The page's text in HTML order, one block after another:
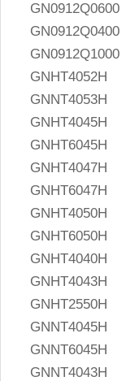
GN0912Q0600
GN0912Q0400
GN0912Q1000
GNHT4052H
GNNT4053H
GNHT4045H
GNHT6045H
GNHT4047H
GNHT6047H
GNHT4050H
GNHT6050H
GNHT4040H
GNHT4043H
GNHT2550H
GNNT4045H
GNNT6045H
GNNT4043H